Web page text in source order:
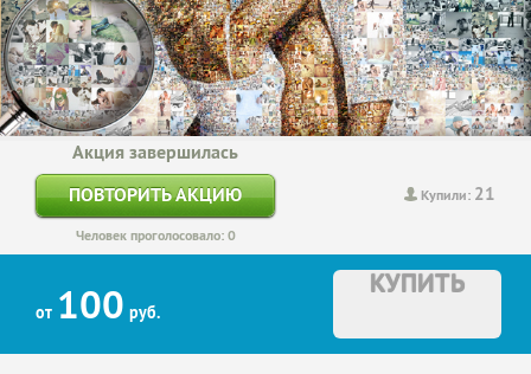
Купили: 21
Акция завершилась
ПОВТОРИТЬ АКЦИЮ
Человек проголосовало: 0
от 100 руб.
КУПИТЬ